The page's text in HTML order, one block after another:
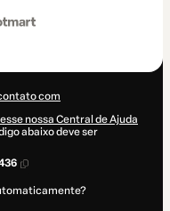
com
nossa Central de Ajuda
abaixo deve ser